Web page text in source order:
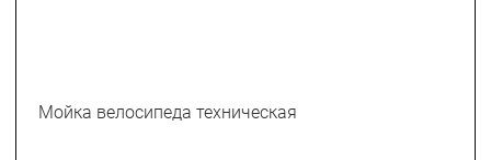
Мойка велосипеда техническая